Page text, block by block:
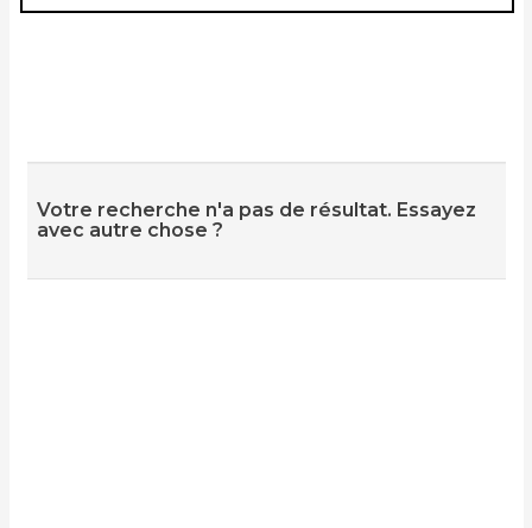
Votre recherche n'a pas de résultat. Essayez
avec autre chose ?